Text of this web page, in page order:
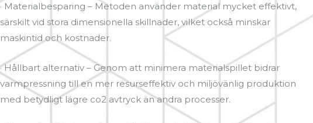
· Materialbesparing – Metoden använder material mycket effektivt,
särskilt vid stora dimensionella skillnader, vilket också minskar
maskintid och kostnader.
· Hållbart alternativ – Genom att minimera materialspillet bidrar
varmpressning till en mer resurseffektiv och miljövänlig produktion
med betydligt lägre co2 avtryck än andra processer.